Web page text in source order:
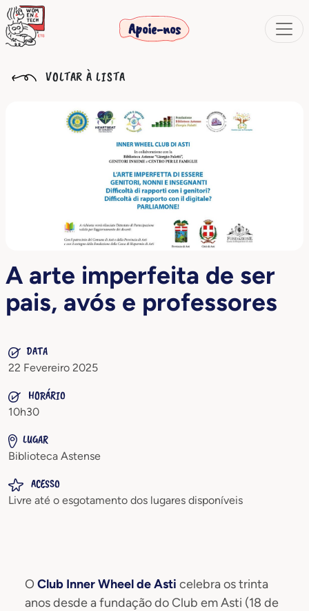
Apoie-nos
VOLTAR À LISTA
A arte imperfeita de ser
pais, avós e professores
DATA
22 Fevereiro 2025
HORÁRIO
10h30
LUGAR
Biblioteca Astense
ACESSO
Livre até o esgotamento dos lugares disponíveis
O Club Inner Wheel de Asti celebra os trinta
anos desde a fundação do Club em Asti (18 de